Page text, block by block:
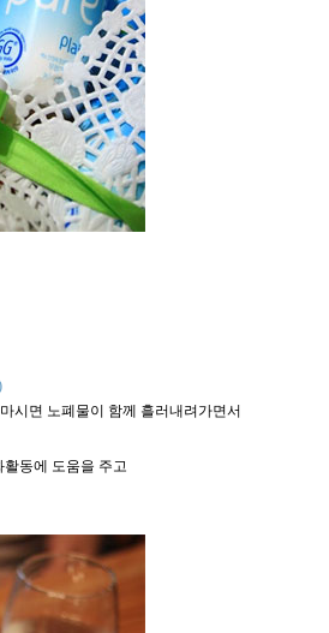
시면 노폐물이 함께 흘러내려가면서
동에 도움을 주고